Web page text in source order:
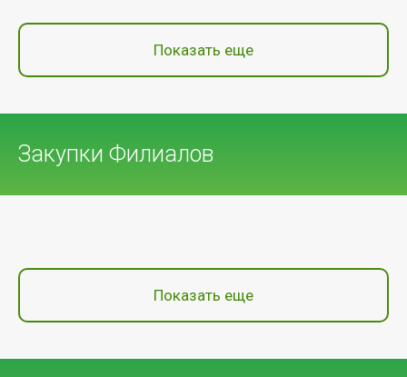
Показать еще
Закупки Филиалов
Показать еще